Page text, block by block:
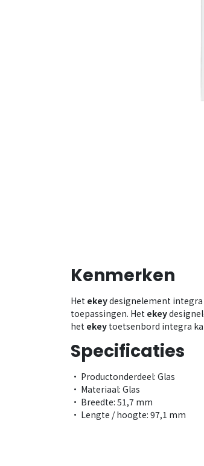
Kenmerken
Het ekeydesignelement
toepassingen. Het ekey
het ekey toetsenbord integra
Specificaties
• Productonderdeel: Glas
• Materiaal: Glas
• Breedte: 51,7 mm
• Lengte / hoogte: 97,1 mm